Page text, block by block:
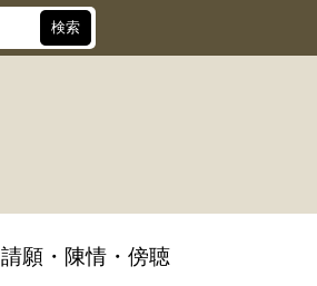
請願・陳情・傍聴